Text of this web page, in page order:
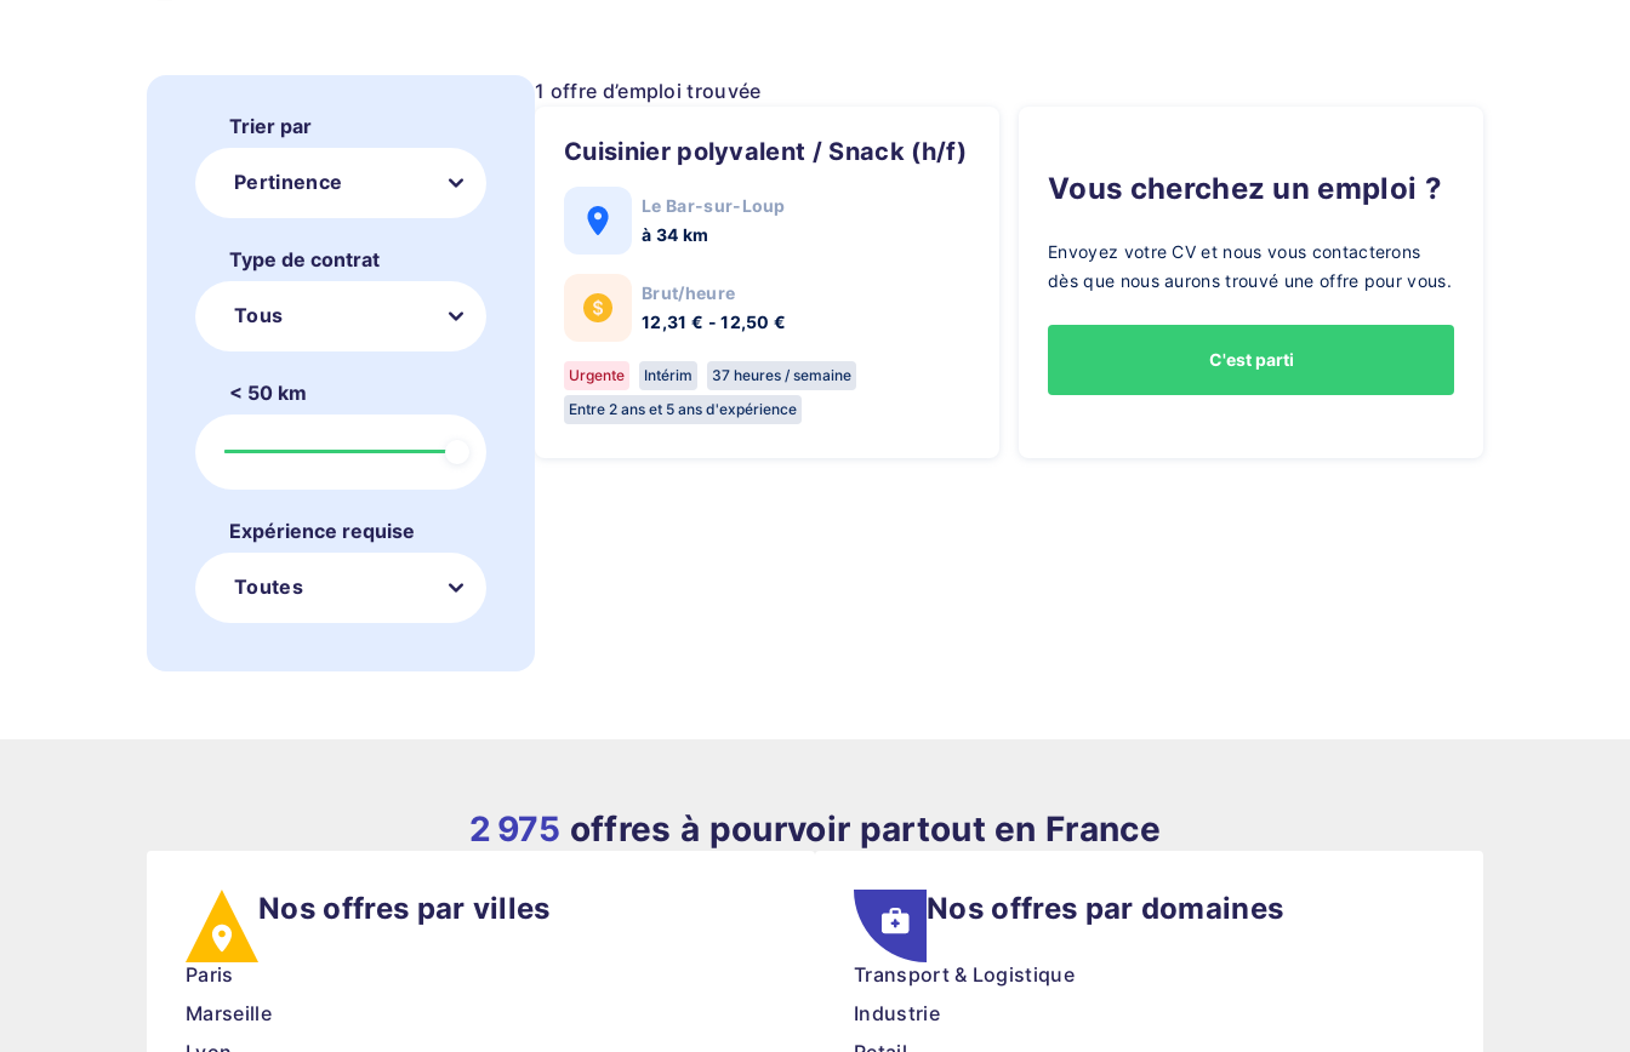
Trier par
Pertinence
Type de contrat
Tous
< 50 km
Expérience requise
Toutes
1 offre d’emploi trouvée
Cuisinier polyvalent / Snack (h/f)
Le Bar-sur-Loup
à 34 km
Brut/heure
12,31 € - 12,50 €
Urgente Intérim
37 heures / semaine
Entre 2 ans et 5 ans d'expérience
Vous cherchez un emploi ?
Envoyez votre CV et nous vous contacterons
dès que nous aurons trouvé une offre pour vous.
C'est parti
2 975 offres à pourvoir partout en France
Nos offres par villes
Paris
Marseille
Nos offres par domaines
Transport & Logistique
Industrie